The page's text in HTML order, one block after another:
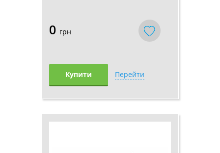
0 грн
Купити Перейти